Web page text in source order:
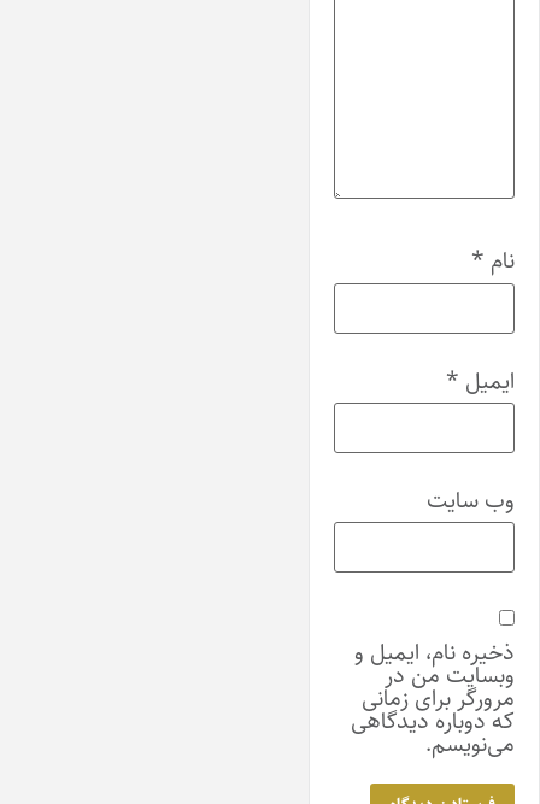
نام *
ایمیل *
وب‌ سایت
ذخیره نام، ایمیل و
وبسایت من در
مرورگر برای زمانی
که دوباره دیدگاهی
می‌نویسم.